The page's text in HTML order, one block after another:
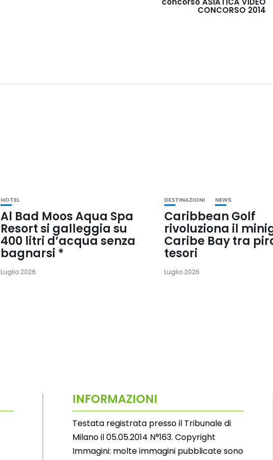
CONCORSO 2014
HOTEL
Al Bad Moos Aqua Spa
Resort si galleggia su
400 litri d’acqua senza
bagnarsi *
Luglio 2026
DESTINAZIONI NEWS
Caribbean Golf
rivoluziona il
Caribe Bay tra
tesori
Luglio 2026
INFORMAZIONI
Testata registrata presso il Tribunale di
Milano il 05.05.2014 N°163. Copyright
Immagini: molte immagini pubblicate sono